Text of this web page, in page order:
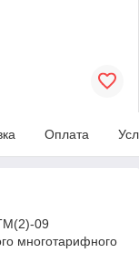
Оплата
09
многотарифного